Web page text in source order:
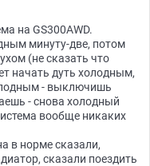
на GS300AWD.
минуту-две, потом
(не сказать что
начать дуть холодным,
- выключишь
- снова холодный
вообще никаких
в норме сказали,
сказали поездить